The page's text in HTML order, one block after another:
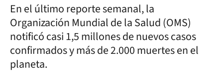
En el último reporte semanal, la
Organización Mundial de la Salud (OMS)
notificó casi 1,5 millones de nuevos casos
confirmados y más de 2.000 muertes en el
planeta.